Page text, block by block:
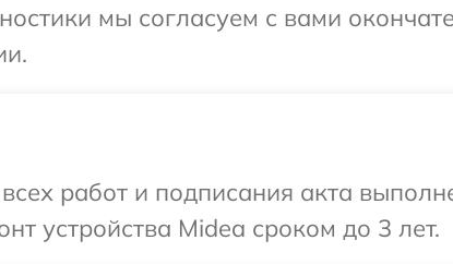
мы согласуем с вами
работ и подписания акта
устройства Midea сроком до 3 лет.